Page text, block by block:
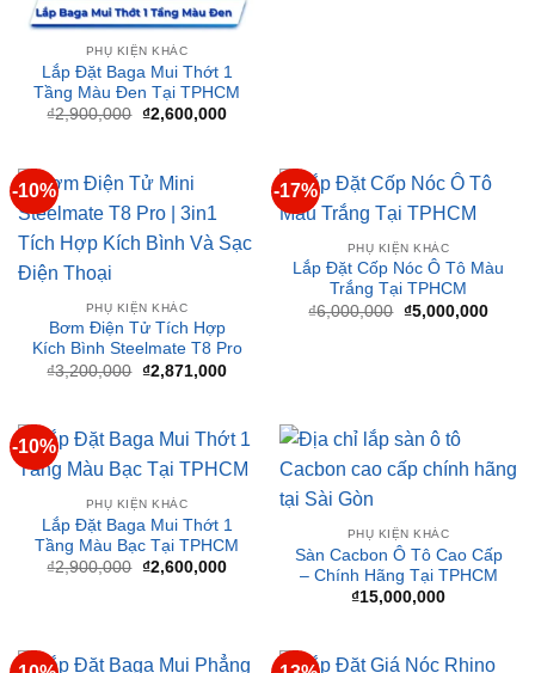
Lắp Đặt Baga Mui Thớt 1
Tầng Màu Đen Tại TPHCM
2,900,000 Giá
gốc
là:
₫2,900,000.
₫ 2,600,000
hiện
tại
là:
₫2,600,000.
PHỤ KIỆN KHÁC
Bơm Điện Tử Tích Hợp
Kích Bình Steelmate T8 Pro
3,200,000 Giá
gốc
là:
₫3,200,000.
₫ 2,871,000
tại
là:
₫2,871,000.
PHỤ KIỆN KHÁC
Lắp Đặt Cốp Nóc Ô Tô Màu
Trắng Tại TPHCM
6,000,000 Giá
gốc
là:
₫6,000,000.
₫ 5,000,000
hiện
tại
PHỤ KIỆN KHÁC
Lắp Đặt Baga Mui Thớt 1
Tầng Màu Bạc Tại TPHCM
2,900,000 Giá
gốc
là:
₫2,900,000.
₫ 2,600,000
hiện
tại
là:
₫2,600,000.
PHỤ KIỆN KHÁC
Sàn Cacbon Ô Tô Cao Cấp
₫15,000,000